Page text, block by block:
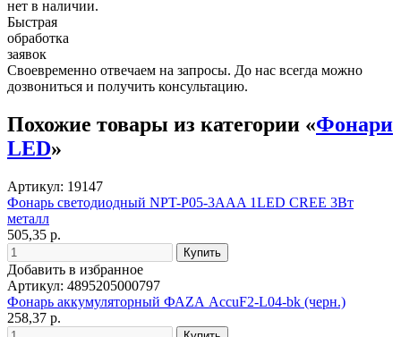
нет в наличии.
Быстрая
обработка
заявок
Своевременно отвечаем на запросы. До нас всегда можно
дозвониться и получить консультацию.
Похожие товары из категории «Фонари
LED»
Артикул: 19147
Фонарь светодиодный NPT-P05-3AAA 1LED CREE 3Вт
металл
505,35 р.
Добавить в избранное
Артикул: 4895205000797
Фонарь аккумуляторный ФАZА AccuF2-L04-bk (черн.)
258,37 р.